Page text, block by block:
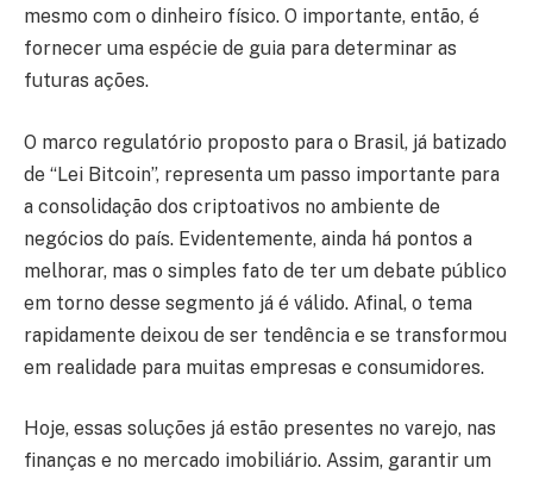
mesmo com o dinheiro físico. O importante, então, é
fornecer uma espécie de guia para determinar as
futuras ações.
O marco regulatório proposto para o Brasil, já batizado
de “Lei Bitcoin”, representa um passo importante para
a consolidação dos criptoativos no ambiente de
negócios do país. Evidentemente, ainda há pontos a
melhorar, mas o simples fato de ter um debate público
em torno desse segmento já é válido. Afinal, o tema
rapidamente deixou de ser tendência e se transformou
em realidade para muitas empresas e consumidores.
Hoje, essas soluções já estão presentes no varejo, nas
finanças e no mercado imobiliário. Assim, garantir um